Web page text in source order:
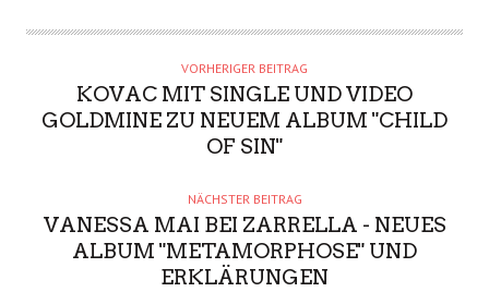
VORHERIGER BEITRAG
KOVAC MIT SINGLE UND VIDEO
GOLDMINE ZU NEUEM ALBUM "CHILD
OF SIN"
NÄCHSTER BEITRAG
VANESSA MAI BEI ZARRELLA - NEUES
ALBUM "METAMORPHOSE" UND
ERKLÄRUNGEN